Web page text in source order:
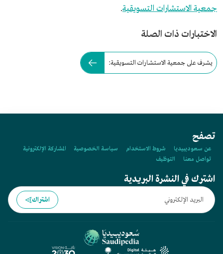
جمعية الاستشارات التسويقية.
الاختبارات ذات الصلة
يشرف على جمعية الاستشارات التسويقية:
تصفح
عن سعوديبيديا شروط الاستخدام سياسة الخصوصية
المشاركة الإلكترونية
تواصل معنا
التوظيف
اشترك في النشرة البريدية
اشتراك